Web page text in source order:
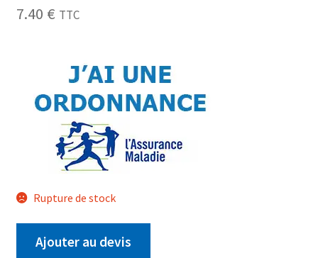
7.40 € TTC
Rupture de stock
Ajouter au devis